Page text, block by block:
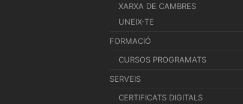
XARXA DE CAMBRES
UNEIX-TE
FORMACIÓ
CURSOS PROGRAMATS
SERVEIS
CERTIFICATS DIGITALS